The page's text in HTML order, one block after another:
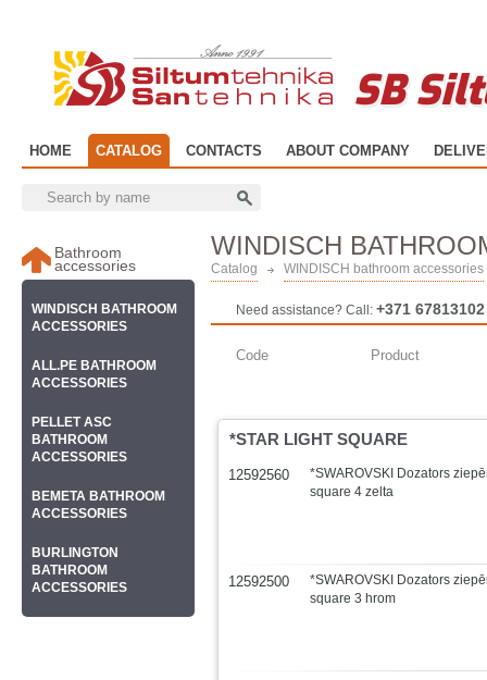
SB
HOME CATALOG CONTACTS ABOUT COMPANY
WINDISCH
Catalog WINDISCH bathroom accessories
Need assistance? Call: +371 67813102
Code Product
*STAR LIGHT SQUARE
12592560
*SWAROVSKI Dozators
square 4 zelta
12592500
*SWAROVSKI Dozators
square 3 hrom
Bathroom
accessories
WINDISCH BATHROOM
ACCESSORIES
ALL.PE BATHROOM
ACCESSORIES
PELLET ASC
BATHROOM
ACCESSORIES
BEMETA BATHROOM
ACCESSORIES
BURLINGTON
BATHROOM
ACCESSORIES